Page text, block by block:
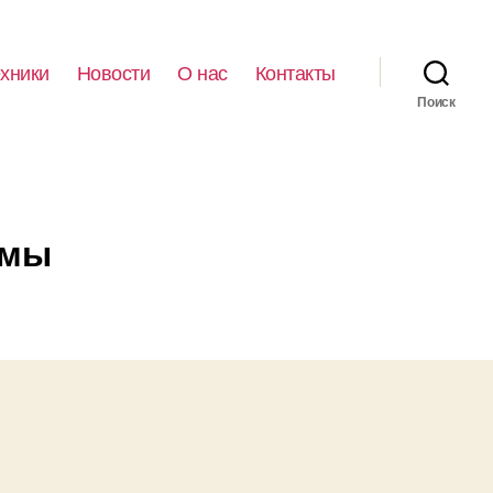
Новости О нас Контакты
Поиск